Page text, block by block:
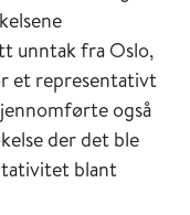
unntak fra Oslo,
et representativt
også
der det ble
blant